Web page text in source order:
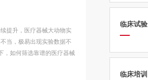
提升，医疗器械大动物实
当，极易出现实验数据不
，如何筛选靠谱的医疗器械
临床试验
临床培训